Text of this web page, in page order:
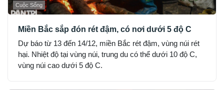
Cuộc Sống
Miền Bắc sắp đón rét đậm, có nơi dưới 5 độ C
Dự báo từ 13 đến 14/12, miền Bắc rét đậm, vùng núi rét
hại. Nhiệt độ tại vùng núi, trung du có thể dưới 10 độ C,
vùng núi cao dưới 5 độ C.